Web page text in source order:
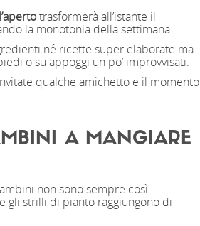
trasformerà all’istante il
la monotonia della settimana.
né ricette super elaborate ma
o su appoggi un po’ improvvisati.
qualche amichetto e il momento
A MANGIARE
non sono sempre così
gli strilli di pianto raggiungono di